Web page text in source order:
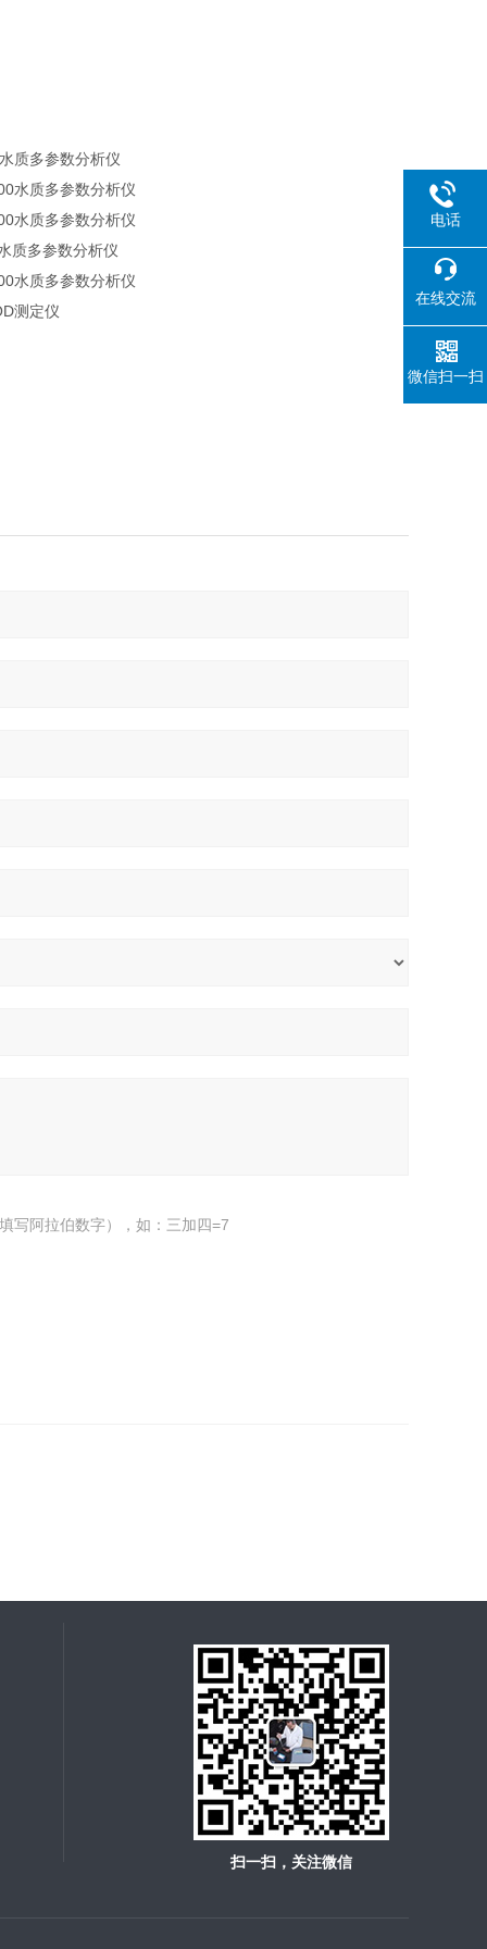
质多参数分析仪
水质多参数分析仪
水质多参数分析仪
质多参数分析仪
水质多参数分析仪
测定仪
写阿拉伯数字），如：三加四=7
扫一扫，关注微信
电话
在线交流
微信扫一扫